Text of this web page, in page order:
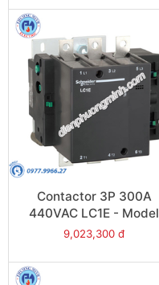
Contactor 3P 300A
440VAC LC1E - Model
LC1E300R6
9,023,300 đ